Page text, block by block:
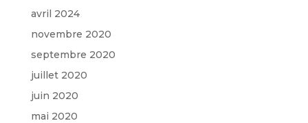
avril 2024
novembre 2020
septembre 2020
juillet 2020
juin 2020
mai 2020